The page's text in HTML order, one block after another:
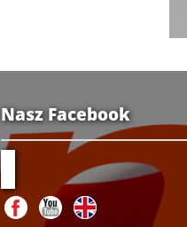
Nasz Facebook